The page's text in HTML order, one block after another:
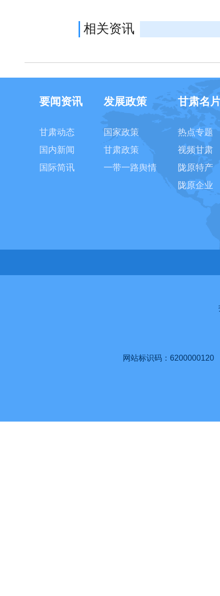
相关资讯
要闻资讯
甘肃动态
国内新闻
国际简讯
发展政策
国家政策
甘肃政策
一带一路舆情
甘肃名
热点专题
视频甘肃
陇原特产
陇原企业
网站标识码：6200000120